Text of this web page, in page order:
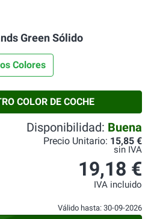
Green Sólido
Colores
COLOR DE COCHE
Disponibilidad: Buena
Precio Unitario: 15,85 €
sin IVA
19,18 €
IVA incluido
Válido hasta: 30-09-2026